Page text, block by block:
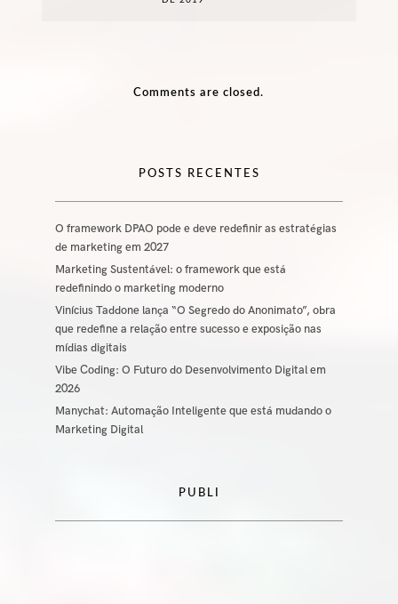
Comments are closed.
POSTS RECENTES
O framework DPAO pode e deve redefinir as estratégias
de marketing em 2027
Marketing Sustentável: o framework que está
redefinindo o marketing moderno
Vinícius Taddone lança “O Segredo do Anonimato”, obra
que redefine a relação entre sucesso e exposição nas
mídias digitais
Vibe Coding: O Futuro do Desenvolvimento Digital em
2026
Manychat: Automação Inteligente que está mudando o
Marketing Digital
PUBLI